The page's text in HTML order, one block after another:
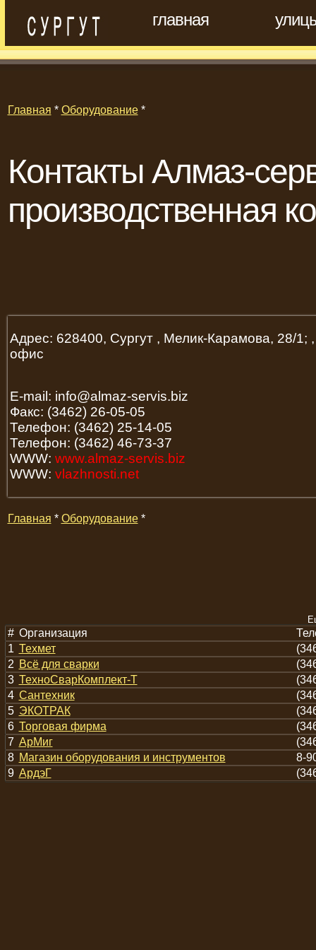
главная
Главная * Оборудование*
Контакты Алмаз-
производственная
Адрес: 628400, Сургут , Мелик-Карамова, 28/1;
офис
E-mail: info@almaz-servis.biz
Факс: (3462) 26-05-05
Телефон: (3462) 25-14-05
Телефон: (3462) 46-73-37
WWW: www.almaz-servis.biz
WWW: vlazhnosti.net
Главная * Оборудование*
# Организация
1 Техмет
2 Всё для сварки
3 ТехноСварКомплект-Т
4 Сантехник
5 ЭКОТРАК
6 Торговая фирма
7 АрМиг
8 Магазин оборудования и инструментов
8-
9 АрдэГ